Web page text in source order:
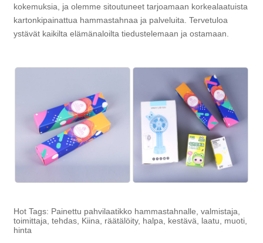
kokemuksia, ja olemme sitoutuneet tarjoamaan korkealaatuista
kartonkipainattua hammastahnaa ja palveluita. Tervetuloa
ystävät kaikilta elämänaloilta tiedustelemaan ja ostamaan.
Hot Tags: Painettu pahvilaatikko hammastahnalle, valmistaja,
toimittaja, tehdas, Kiina, räätälöity, halpa, kestävä, laatu, muoti,
hinta